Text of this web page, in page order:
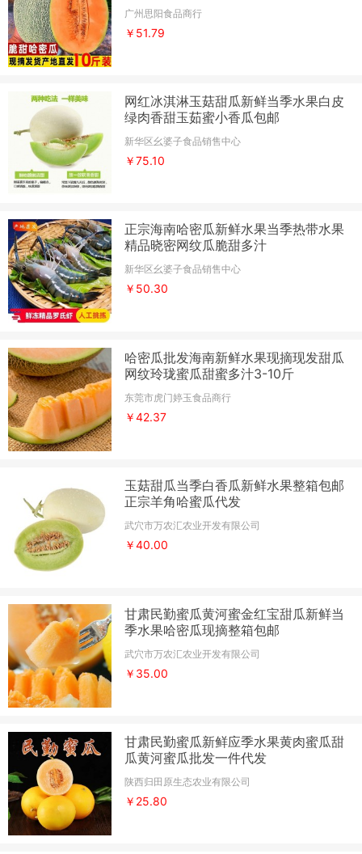
广州思阳食品商行
￥51.79
网红冰淇淋玉菇甜瓜新鲜当季水果白皮
绿肉香甜玉茹蜜小香瓜包邮
新华区幺婆子食品销售中心
￥75.10
正宗海南哈密瓜新鲜水果当季热带水果
精品晓密网纹瓜脆甜多汁
新华区幺婆子食品销售中心
￥50.30
哈密瓜批发海南新鲜水果现摘现发甜瓜
网纹玲珑蜜瓜甜蜜多汁3-10斤
东莞市虎门婷玉食品商行
￥42.37
玉菇甜瓜当季白香瓜新鲜水果整箱包邮
正宗羊角哈蜜瓜代发
武穴市万农汇农业开发有限公司
￥40.00
甘肃民勤蜜瓜黄河蜜金红宝甜瓜新鲜当
季水果哈密瓜现摘整箱包邮
武穴市万农汇农业开发有限公司
￥35.00
甘肃民勤蜜瓜新鲜应季水果黄肉蜜瓜甜
瓜黄河蜜瓜批发一件代发
陕西归田原生态农业有限公司
￥25.80